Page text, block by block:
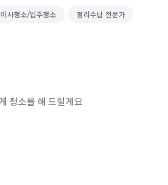
이사청소/입주청소 정리수납 전문가
청소를 해 드릴게요